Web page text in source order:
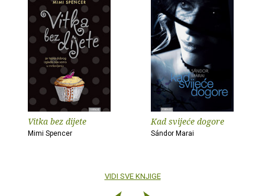
Vitka bez dijete
Mimi Spencer
Kad svijeće dogore
Sándor Marai
VIDI SVE KNJIGE